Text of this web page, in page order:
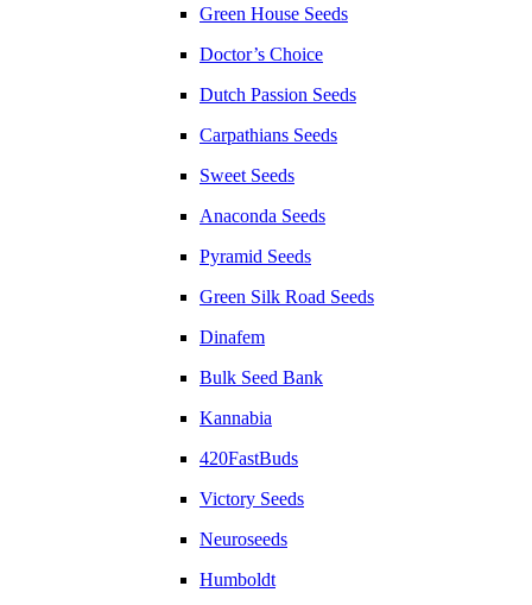
Green House Seeds
Doctor’s Choice
Dutch Passion Seeds
Carpathians Seeds
Sweet Seeds
Anaconda Seeds
Pyramid Seeds
Green Silk Road Seeds
Dinafem
Bulk Seed Bank
Kannabia
420FastBuds
Victory Seeds
Neuroseeds
Humboldt